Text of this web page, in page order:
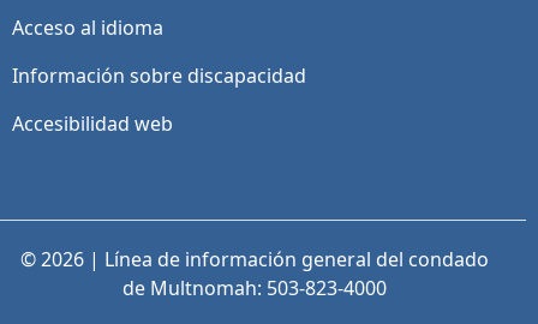
Acceso al idioma
Información sobre discapacidad
Accesibilidad web
© 2026 | Línea de información general del condado
de Multnomah: 503-823-4000